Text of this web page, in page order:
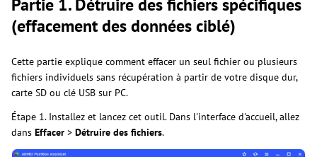
(effacement des données ciblé)
Cette partie explique comment effacer un seul fichier ou plusieurs
fichiers individuels sans récupération à partir de votre disque dur,
carte SD ou clé USB sur PC.
Étape 1. Installez et lancez cet outil. Dans l'interface d'accueil, allez
dans Effacer > Détruire des fichiers.